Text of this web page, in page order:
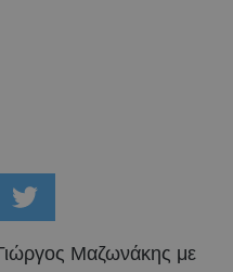
Μαζωνάκης με